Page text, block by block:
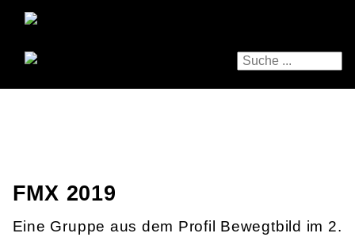
FMX 2019
Eine Gruppe aus dem Profil Bewegtbild im 2.